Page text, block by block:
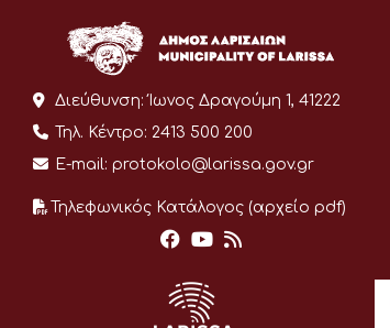
Διεύθυνση: Ίωνος Δραγούμη 1, 41222
Τηλ. Κέντρο: 2413 500 200
E-mail: protokolo@larissa.gov.gr
Τηλεφωνικός Κατάλογος (αρχείο pdf)